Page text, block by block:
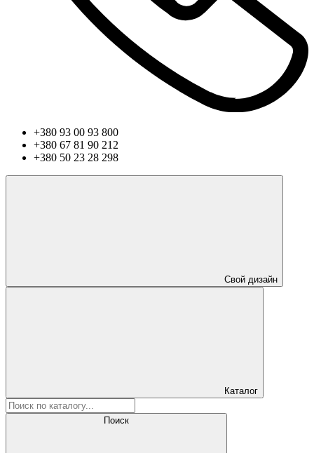
+380 93 00 93 800
+380 67 81 90 212
+380 50 23 28 298
Свой дизайн
Каталог
Поиск